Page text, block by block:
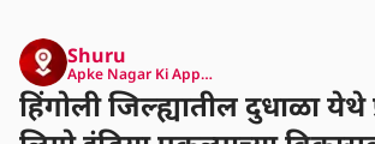
Shuru
Apke Nagar Ki App…
हिंगोली जिल्ह्यातील दुधाळा येथे